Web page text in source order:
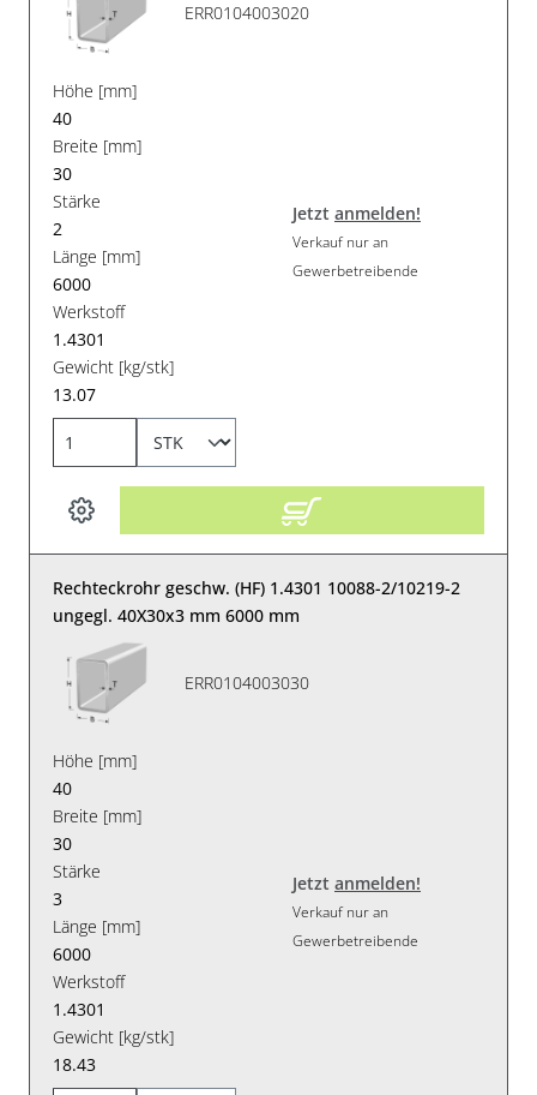
ERR0104003020
Höhe [mm]
40
Breite [mm]
30
Stärke
2
Länge [mm]
6000
Werkstoff
1.4301
Gewicht [kg/stk]
13.07
Jetzt anmelden!
Verkauf nur an
Gewerbetreibende
Rechteckrohr geschw. (HF) 1.4301 10088-2/10219-2
ungegl. 40X30x3 mm 6000 mm
ERR0104003030
Höhe [mm]
40
Breite [mm]
30
Stärke
3
Länge [mm]
6000
Werkstoff
1.4301
Gewicht [kg/stk]
18.43
Jetzt anmelden!
Verkauf nur an
Gewerbetreibende